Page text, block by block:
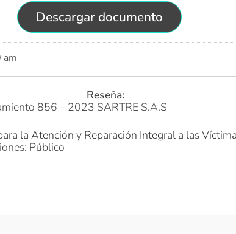
Descargar documento
am
Reseña:
856 – 2023 SARTRE S.A.S
la Atención y Reparación Integral a las
Público